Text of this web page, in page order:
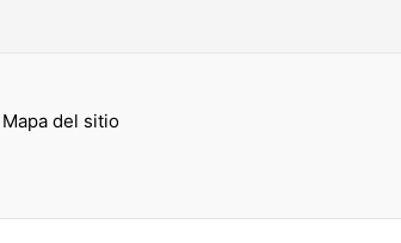
Mapa del sitio